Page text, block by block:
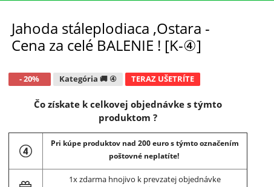
Jahoda stáleplodiaca ,Ostara -
Cena za celé BALENIE ! [K-④]
- 20% Kategória 🚚 ④ TERAZ UŠETRÍTE
Čo získate k celkovej objednávke s týmto
produktom ?
Pri kúpe produktov nad 200 euro s týmto označením
poštovné neplatíte!
1x zdarma hnojivo k prevzatej objednávke